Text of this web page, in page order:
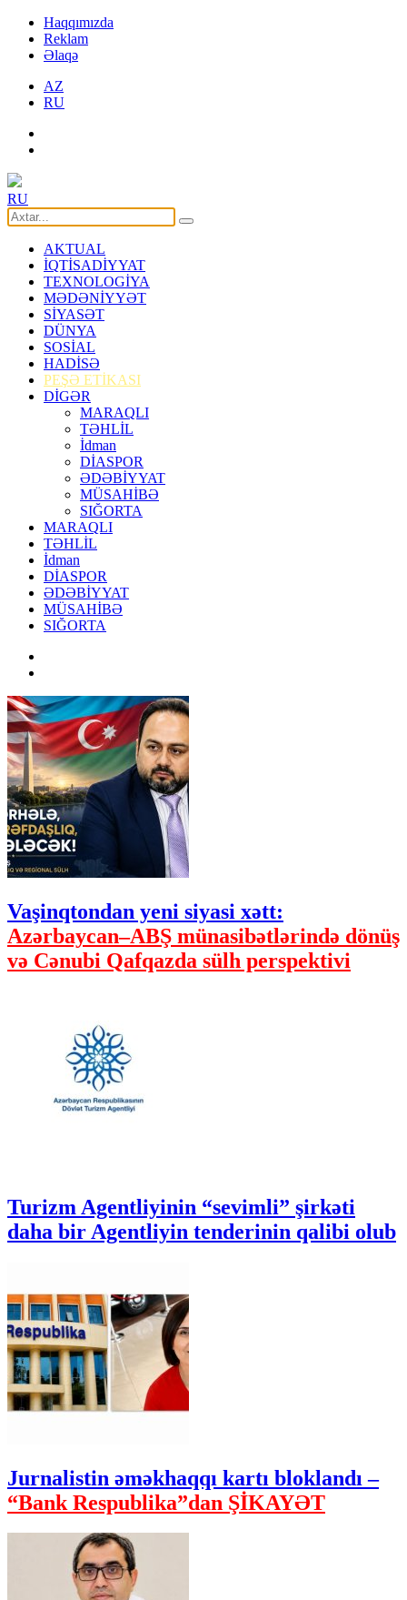
Haqqımızda
Reklam
Əlaqə
AZ
RU
RU
AKTUAL
İQTİSADİYYAT
TEXNOLOGİYA
MƏDƏNİYYƏT
SİYASƏT
DÜNYA
SOSİAL
HADİSƏ
PEŞƏ ETİKASI
DİGƏR
MARAQLI
TƏHLİL
İdman
DİASPOR
ƏDƏBİYYAT
MÜSAHİBƏ
SIĞORTA
MARAQLI
TƏHLİL
İdman
DİASPOR
ƏDƏBİYYAT
MÜSAHİBƏ
SIĞORTA
Vaşinqtondan yeni siyasi xətt:
Azərbaycan–ABŞ münasibətlərində dönüş
və Cənubi Qafqazda sülh perspektivi
Turizm Agentliyinin “sevimli” şirkəti
daha bir Agentliyin tenderinin qalibi olub
Jurnalistin əməkhaqqı kartı bloklandı –
“Bank Respublika”dan ŞİKAYƏT